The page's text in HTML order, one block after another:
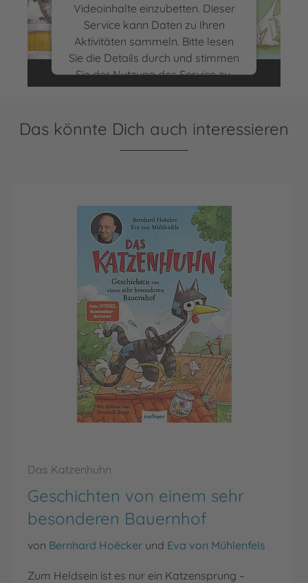
Videoinhalte einzubetten. Dieser
Service kann Daten zu Ihren
Aktivitäten sammeln. Bitte lesen
Sie die Details durch und stimmen
Sie der Nutzung des Service zu,
um dieses Video anzusehen.
Akzeptieren
Das Katzenhuhn | Vorstellung von Bernhard
Hoëcker
Das könnte Dich auch interessieren
Das Katzenhuhn
Geschichten von einem sehr
besonderen Bauernhof
von Bernhard Hoëcker und Eva von Mühlenfels
Zum Heldsein ist es nur ein Katzensprung –